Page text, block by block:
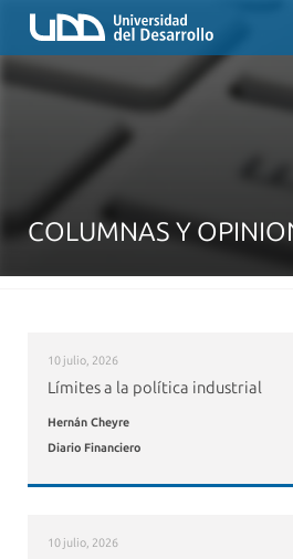
COLUMNAS Y
10 julio, 2026
Límites a la política industrial
Hernán Cheyre
Diario Financiero
10 julio, 2026